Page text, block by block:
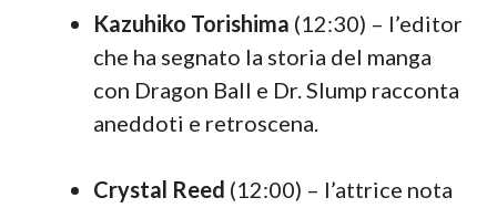
Kazuhiko Torishima (12:30) – l’editor
che ha segnato la storia del manga
con Dragon Ball e Dr. Slump racconta
aneddoti e retroscena.
Crystal Reed (12:00) – l’attrice nota